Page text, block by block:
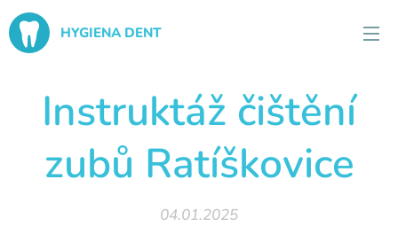
HYGIENA DENT
Instruktáž čištění
zubů Ratíškovice
04.01.2025